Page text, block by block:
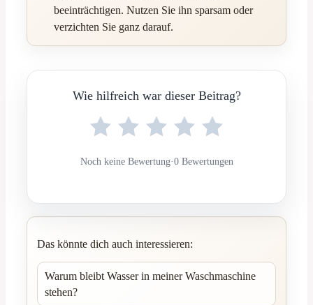
beeinträchtigen. Nutzen Sie ihn sparsam oder
verzichten Sie ganz darauf.
Wie hilfreich war dieser Beitrag?
Noch keine Bewertung·0 Bewertungen
Das könnte dich auch interessieren:
Warum bleibt Wasser in meiner Waschmaschine
stehen?